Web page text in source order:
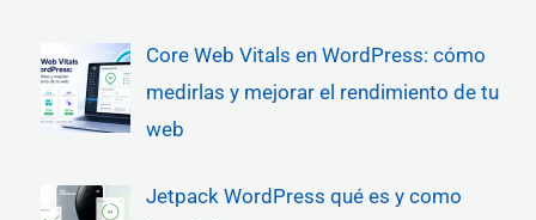
Core Web Vitals en WordPress: cómo
medirlas y mejorar el rendimiento de tu
web
Jetpack WordPress qué es y como